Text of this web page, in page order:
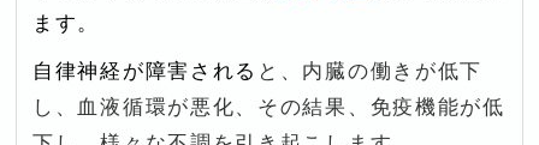
ます。
自律神経が障害される と、内臓の働きが低下
し、血液循環が悪化、その結果、 免疫機能が低